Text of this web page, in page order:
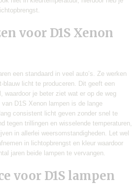
voor D1S Xenon
een standaard in veel auto’s. Ze werken
blauw licht te produceren. Dit geeft een
waardoor je beter ziet wat er op de weg
D1S Xenon lampen is de lange
consistent licht geven zonder snel te
tegen trillingen en wisselende temperaturen,
in allerlei weersomstandigheden. Let wel
in lichtopbrengst en kleur waardoor
jaren beide lampen te vervangen.
voor D1S lampen